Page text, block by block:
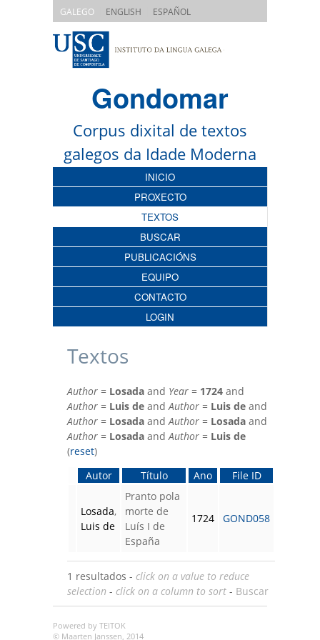
GALEGO ENGLISH ESPAÑOL
Gondomar
Corpus dixital de textos
galegos da Idade Moderna
INICIO
PROXECTO
TEXTOS
BUSCAR
PUBLICACIÓNS
EQUIPO
CONTACTO
LOGIN
Textos
Author = Losada and Year = 1724 and
Author = Luis de andAuthor = Luis de and
Author = Losada andAuthor = Losada and
Author = Losada andAuthor = Luis de
(reset)
Autor
Título Ano File ID
Losada,
Luis de
Pranto pola
morte de
Luís I de
España
1724 GOND058
1 resultados - click on a value to reduce
selection - click on a column to sort - Buscar
Powered by TEITOK
© Maarten Janssen, 2014